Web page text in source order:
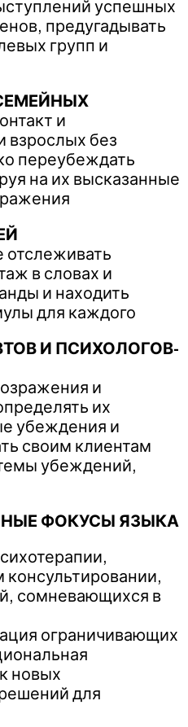
успешных
предугадывать
групп и
и
взрослых без
переубеждать
на их высказанные
отслеживать
в словах и
и находить
для каждого
И ПСИХОЛОГОВ-
и
их
убеждения и
своим клиентам
убеждений,
ФОКУСЫ ЯЗЫКА
консультировании,
сомневающихся в
ограничивающих
новых
для